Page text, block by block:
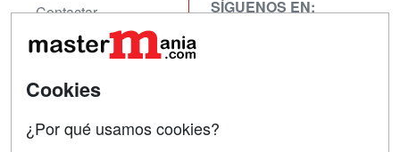
Contactar
Confidencialidad
Aviso legal
SÍGUENOS EN:
Cookies
¿Por qué usamos cookies?